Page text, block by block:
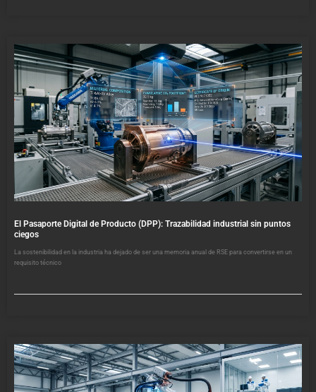
El Pasaporte Digital de Producto (DPP): Trazabilidad industrial sin puntos
ciegos
La sostenibilidad en la industria ha dejado de ser una memoria anual de RSE para convertirse en un
requisito técnico